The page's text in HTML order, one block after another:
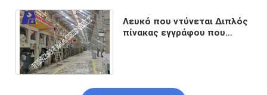
Λευκό που ντύνεται Διπλός
πίνακας εγγράφου που